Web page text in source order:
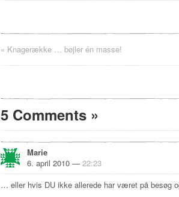
« Knagerække … bøjler én masse!
5 Comments »
Marie
6. april 2010 — 22:23
… eller hvis DU ikke allerede har været på besøg